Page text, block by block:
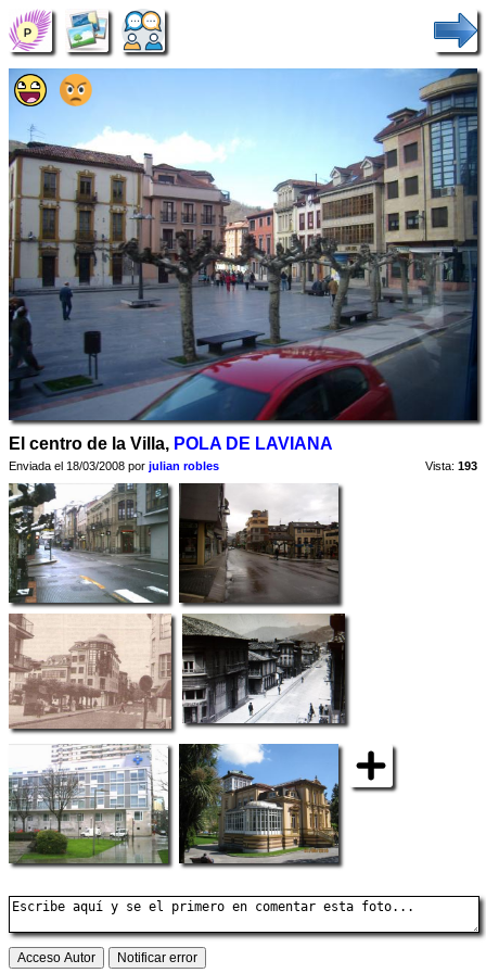
El centro de la Villa, POLA DE LAVIANA
Enviada el 18/03/2008 por julian robles Vista: 193